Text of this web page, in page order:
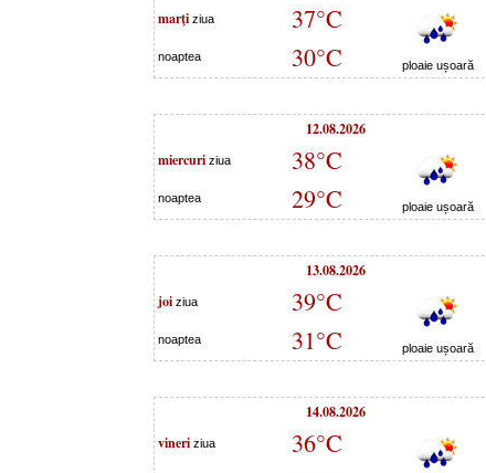
marţi ziua 37°C
ploaie ușoară
noaptea 30°C
12.08.2026
miercuri ziua 38°C
ploaie ușoară
noaptea 29°C
13.08.2026
joi ziua 39°C
ploaie ușoară
noaptea 31°C
14.08.2026
vineri ziua 36°C